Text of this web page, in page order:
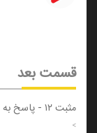
قسمت بعد
مثبت ۱۲ - پاسخ به
>